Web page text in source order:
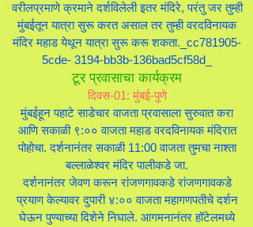
वरीलप्रमाणे क्रमाने दर्शविलेली इतर मंदिरे, परंतु जर तुम्ही
मुंबईतून यात्रा सुरू करत असाल तर तुम्ही वरदविनायक
मंदिर महाड येथून यात्रा सुरू करू शकता._cc781905-
5cde- 3194-bb3b-136bad5cf58d_
टूर प्रवासाचा कार्यक्रम
दिवस-01: मुंबई-पुणे
मुंबईहून पहाटे साडेचार वाजता प्रवासाला सुरुवात करा
आणि सकाळी ९:०० वाजता महाड वरदविनायक मंदिरात
पोहोचा. दर्शनानंतर सकाळी 11:00 वाजता तुमचा नाश्ता
बल्लाळेश्वर मंदिर पालीकडे जा.
दर्शनानंतर जेवण करून रांजणगावकडे रांजणगावकडे
प्रयाण केल्यावर दुपारी ४:०० वाजता महागणपतीचे दर्शन
घेऊन पुण्याच्या दिशेने निघाले. आगमनानंतर हॉटेलमध्ये